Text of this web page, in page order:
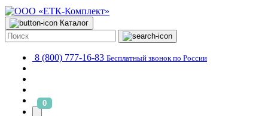
Каталог
8 (800) 777-16-83 Бесплатный звонок по России
0